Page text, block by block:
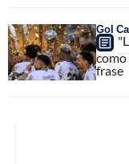
Gol
como
frase